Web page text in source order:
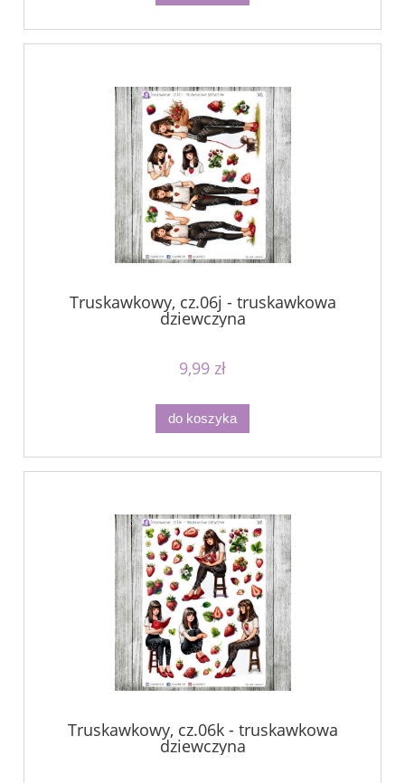
Truskawkowy, cz.06j - truskawkowa
dziewczyna
9,99 zł
do koszyka
Truskawkowy, cz.06k - truskawkowa
dziewczyna